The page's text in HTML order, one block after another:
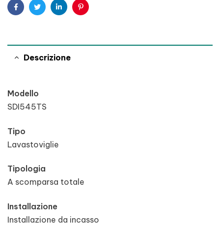
FacebookTwitterLinkedinPinterest
Descrizione
Modello
SDI545TS
Tipo
Lavastoviglie
Tipologia
A scomparsa totale
Installazione
Installazione da incasso